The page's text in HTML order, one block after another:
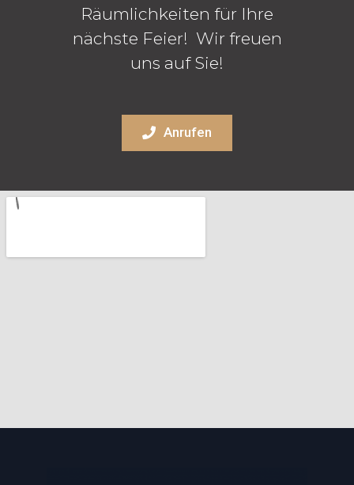
Räumlichkeiten für Ihre
nächste Feier! Wir freuen
uns auf Sie!
Anrufen